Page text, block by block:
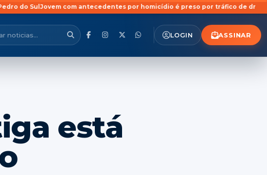
com antecedentes por homicídio é preso por tráfico de drogas no bairro
LOGIN ASSINAR
está